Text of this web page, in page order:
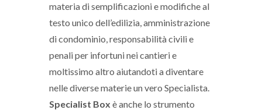
materia di semplificazioni e modifiche al
testo unico dell’edilizia, amministrazione
di condominio, responsabilità civili e
penali per infortuni nei cantieri e
moltissimo altro aiutandoti a diventare
nelle diverse materie un vero Specialista.
Specialist Box è anche lo strumento